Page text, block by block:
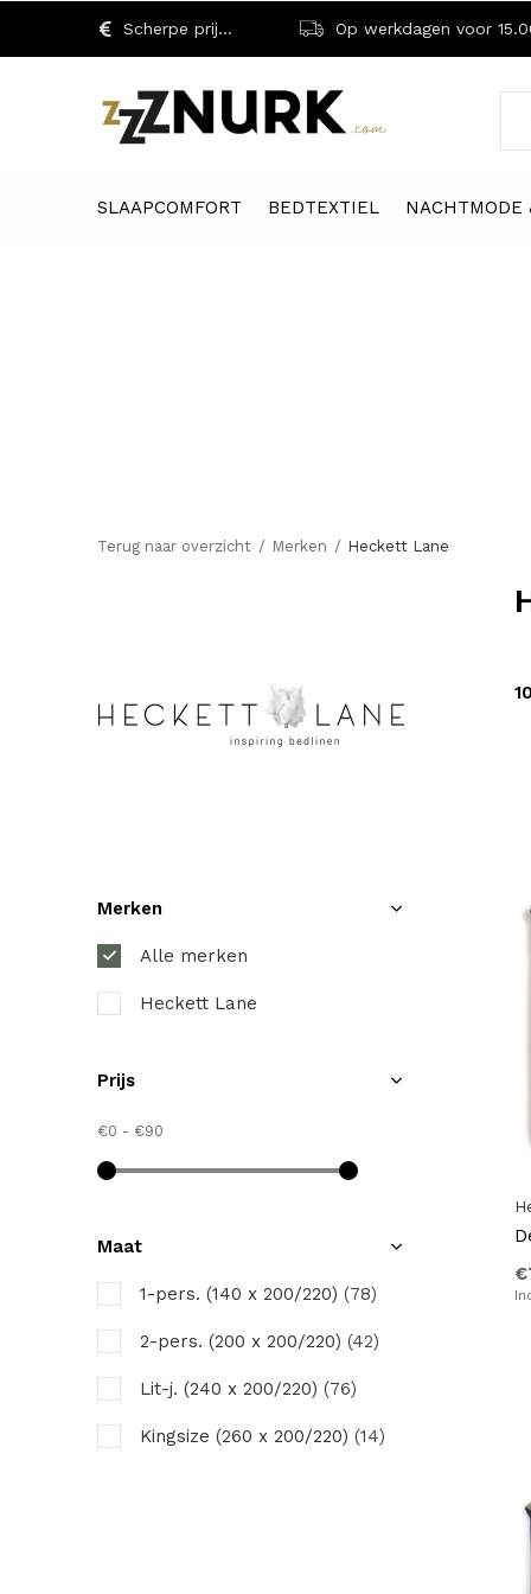
SLAAPCOMFORT BEDTEXTIEL NACHTMODE
Scherpe prijzen! Op werkdagen voor 15.00
Terug naar overzicht Merken Heckett Lane
Merken
Alle merken
Heckett Lane
Prijs
€0 - €90
Maat
1-pers. (140 x 200/220) (78)
2-pers. (200 x 200/220) (42)
Lit-j. (240 x 200/220) (76)
Kingsize (260 x 200/220) (14)